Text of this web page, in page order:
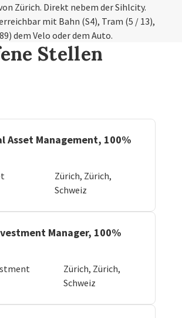
Zürich. Direkt nebem der Sihlcity.
mit Bahn (S4), Tram (5 / 13),
dem Velo oder dem Auto.
Stellen
Asset Management, 100%
Zürich, Zürich,
Schweiz
Manager, 100%
Zürich, Zürich,
Schweiz